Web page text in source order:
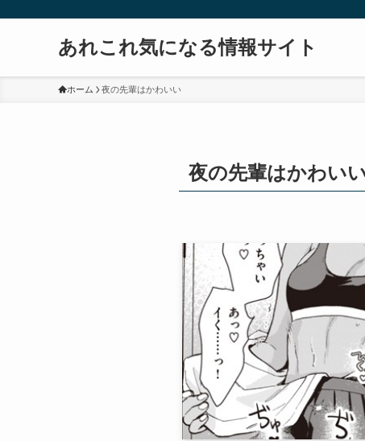
あれこれ気になる情報サイト
ホーム 夜の先輩はかわいい
夜の先輩はかわい